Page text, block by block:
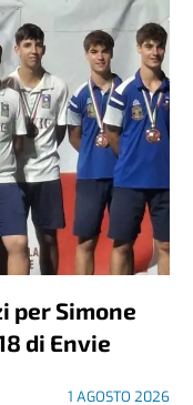
per Simone
di Envie
1 AGOSTO 2026